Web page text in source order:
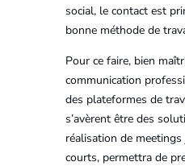
social, le contact est
bonne méthode de
Pour ce faire, bien
communication
des plateformes de
s’avèrent être des
réalisation de
courts, permettra de